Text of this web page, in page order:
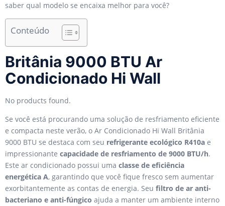
saber qual modelo se encaixa melhor para você?
Conteúdo
Britânia 9000 BTU Ar
Condicionado Hi Wall
No products found.
Se você está procurando uma solução de resfriamento eficiente
e compacta neste verão, o Ar Condicionado Hi Wall Britânia
9000 BTU se destaca com seu refrigerante ecológico R410a e
impressionante capacidade de resfriamento de 9000 BTU/h.
Este ar condicionado possui uma classe de eficiência
energética A, garantindo que você fique fresco sem aumentar
exorbitantemente as contas de energia. Seu filtro de ar anti-
bacteriano e anti-fúngico ajuda a manter um ambiente interno